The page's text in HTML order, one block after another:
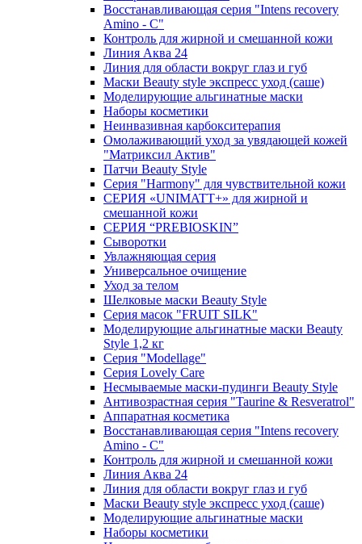
Восстанавливающая серия "Intens recovery
Amino - C"
Контроль для жирной и смешанной кожи
Линия Аква 24
Линия для области вокруг глаз и губ
Маски Beauty style экспресс уход (саше)
Моделирующие альгинатные маски
Наборы косметики
Неинвазивная карбокситерапия
Омолаживающий уход за увядающей кожей
"Матриксил Актив"
Патчи Beauty Style
Серия "Harmony" для чувствительной кожи
СЕРИЯ «UNIMATT+» для жирной и
смешанной кожи
СЕРИЯ “PREBIOSKIN”
Сыворотки
Увлажняющая серия
Универсальное очищение
Уход за телом
Шелковые маски Beauty Style
Серия масок "FRUIT SILK"
Моделирующие альгинатные маски Beauty
Style 1,2 кг
Серия "Modellage"
Cерия Lovely Care
Несмываемые маски-пудинги Beauty Style
Антивозрастная серия "Taurine & Resveratrol"
Аппаратная косметика
Восстанавливающая серия "Intens recovery
Amino - C"
Контроль для жирной и смешанной кожи
Линия Аква 24
Линия для области вокруг глаз и губ
Маски Beauty style экспресс уход (саше)
Моделирующие альгинатные маски
Наборы косметики